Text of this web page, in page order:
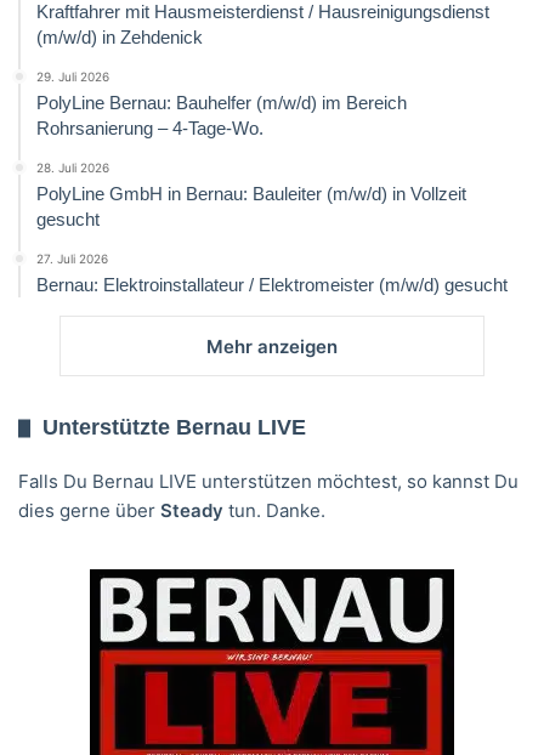
Kraftfahrer mit Hausmeisterdienst / Hausreinigungsdienst
(m/w/d) in Zehdenick
29. Juli 2026
PolyLine Bernau: Bauhelfer (m/w/d) im Bereich
Rohrsanierung – 4-Tage-Wo.
28. Juli 2026
PolyLine GmbH in Bernau: Bauleiter (m/w/d) in Vollzeit
gesucht
27. Juli 2026
Bernau: Elektroinstallateur / Elektromeister (m/w/d) gesucht
Mehr anzeigen
Unterstützte Bernau LIVE
Falls Du Bernau LIVE unterstützen möchtest, so kannst Du
dies gerne über Steady tun. Danke.